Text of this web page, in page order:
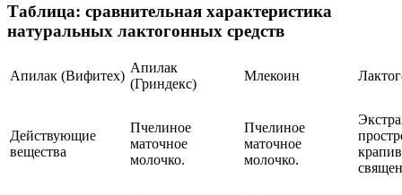
Таблица: сравнительная характеристика
натуральных лактогонных средств
Апилак (Вифитех)
Апилак
(Гриндекс)
Млекоин
Действующие
вещества
Пчелиное
маточное
молочко.
Пчелиное
маточное
молочко.